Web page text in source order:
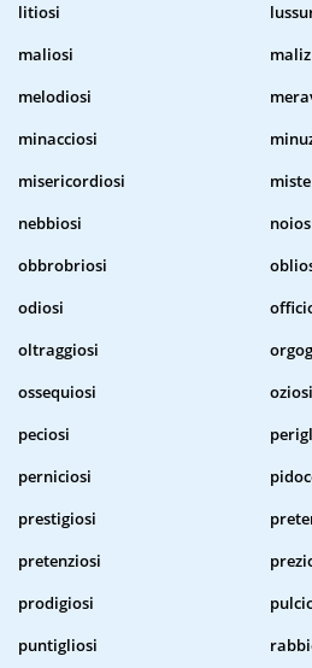
litiosi
maliosi
melodiosi
minacciosi
misericordiosi
nebbiosi
obbrobriosi
odiosi
oltraggiosi
ossequiosi
oziosi
peciosi
perniciosi
prestigiosi
pretenziosi
prodigiosi
puntigliosi